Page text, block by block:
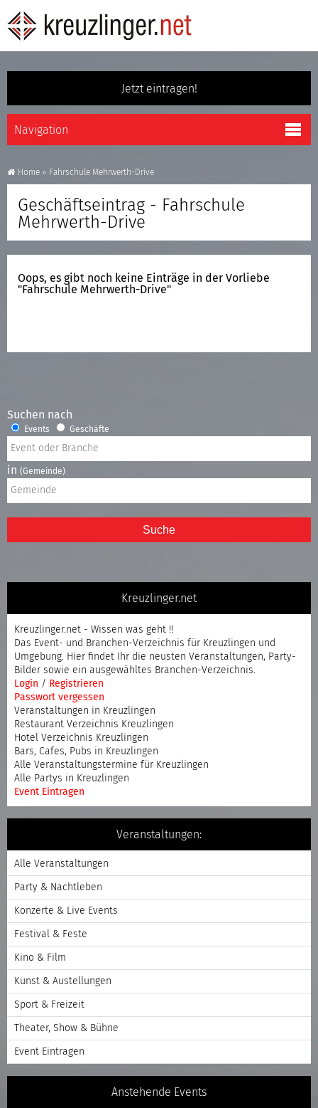
Jetzt eintragen!
Home » Fahrschule Mehrwerth-Drive
Geschäftseintrag - Fahrschule
Mehrwerth-Drive
Oops, es gibt noch keine Einträge in der Vorliebe
"Fahrschule Mehrwerth-Drive"
Suchen nach
Events Geschäfte
in (Gemeinde)
Suche
Kreuzlinger.net
Kreuzlinger.net - Wissen was geht !!
Das Event- und Branchen-Verzeichnis für Kreuzlingen und
Umgebung. Hier findet Ihr die neusten Veranstaltungen, Party-
Bilder sowie ein ausgewähltes Branchen-Verzeichnis.
Login / Registrieren
Passwort vergessen
Veranstaltungen in Kreuzlingen
Restaurant Verzeichnis Kreuzlingen
Hotel Verzeichnis Kreuzlingen
Bars, Cafes, Pubs in Kreuzlingen
Alle Veranstaltungstermine für Kreuzlingen
Alle Partys in Kreuzlingen
Event Eintragen
Veranstaltungen:
Alle Veranstaltungen
Party & Nachtleben
Konzerte & Live Events
Festival & Feste
Kino & Film
Kunst & Austellungen
Sport & Freizeit
Theater, Show & Bühne
Event Eintragen
Anstehende Events